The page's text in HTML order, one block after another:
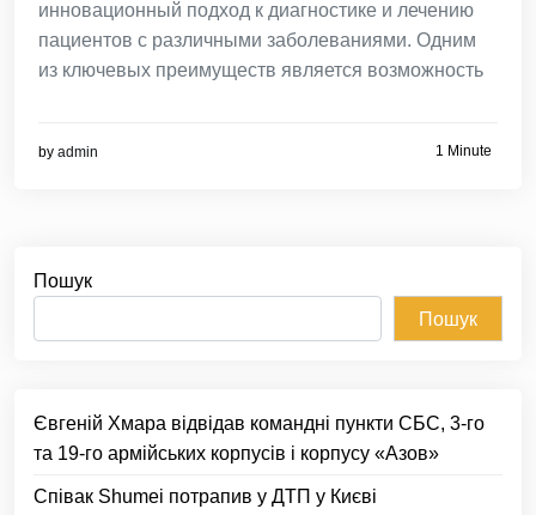
инновационный подход к диагностике и лечению
пациентов с различными заболеваниями. Одним
из ключевых преимуществ является возможность
by admin 1 Minute
Пошук
Пошук
Євгеній Хмара відвідав командні пункти СБС, 3-го
та 19-го армійських корпусів і корпусу «Азов»
Співак Shumei потрапив у ДТП у Києві